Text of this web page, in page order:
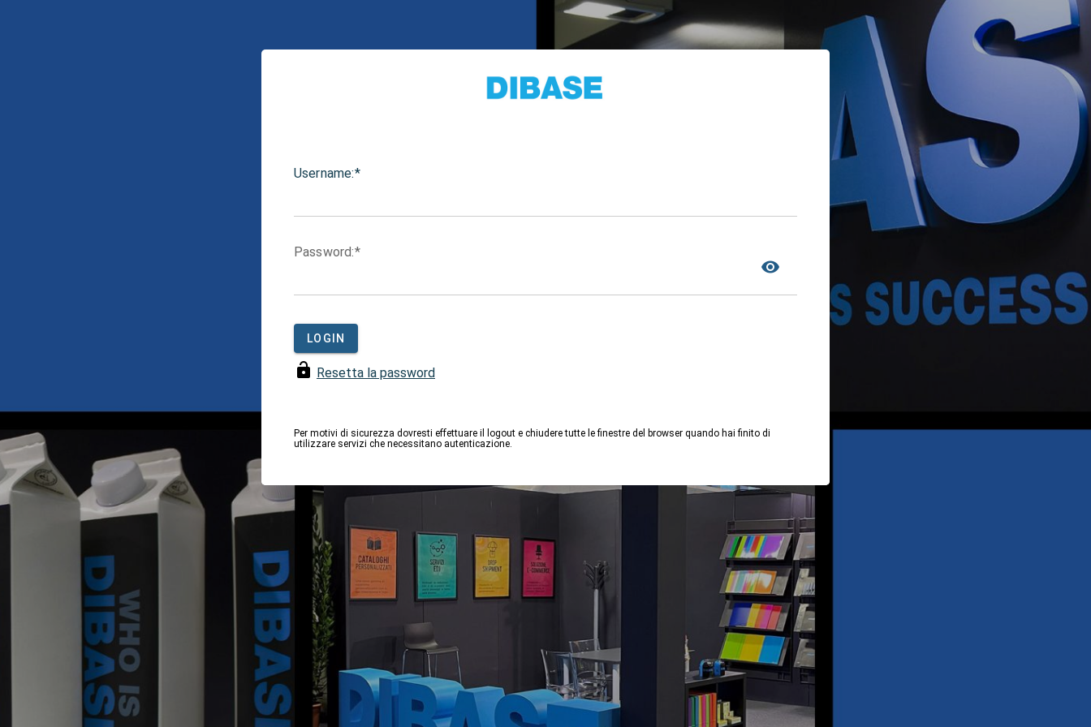
Single Sign On
Username:
Password:
LOGIN
Resetta la password
Per motivi di sicurezza dovresti effettuare il logout e chiudere tutte le finestre del browser quando hai finito di
utilizzare servizi che necessitano autenticazione.